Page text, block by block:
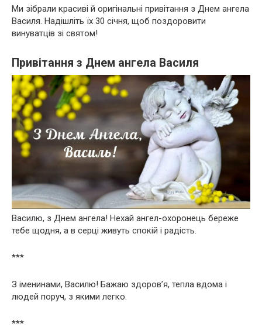
Ми зібрали красиві й оригінальні привітання з Днем ангела
Василя. Надішліть їх 30 січня, щоб поздоровити
винуватців зі святом!
Привітання з Днем ангела Василя
Василю, з Днем ангела! Нехай ангел-охоронець береже
тебе щодня, а в серці живуть спокій і радість.
***
З іменинами, Василю! Бажаю здоров’я, тепла вдома і
людей поруч, з якими легко.
***